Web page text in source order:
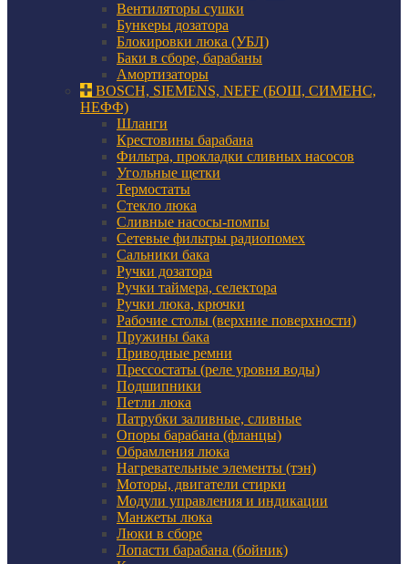
Вентиляторы сушки
Бункеры дозатора
Блокировки люка (УБЛ)
Баки в сборе, барабаны
Амортизаторы
BOSCH, SIEMENS, NEFF (БОШ, СИМЕНС,
НЕФФ)
Шланги
Крестовины барабана
Фильтра, прокладки сливных насосов
Угольные щетки
Термостаты
Стекло люка
Сливные насосы-помпы
Сетевые фильтры радиопомех
Сальники бака
Ручки дозатора
Ручки таймера, селектора
Ручки люка, крючки
Рабочие столы (верхние поверхности)
Пружины бака
Приводные ремни
Прессостаты (реле уровня воды)
Подшипники
Петли люка
Патрубки заливные, сливные
Опоры барабана (фланцы)
Обрамления люка
Нагревательные элементы (тэн)
Моторы, двигатели стирки
Модули управления и индикации
Манжеты люка
Люки в сборе
Лопасти барабана (бойник)